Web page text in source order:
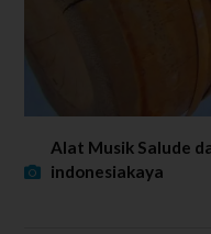
Alat Musik Salude
indonesiakaya